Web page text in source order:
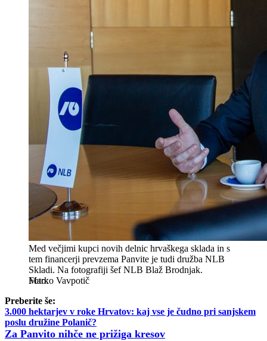
Med večjimi kupci novih delnic hrvaškega sklada in s
tem financerji prevzema Panvite je tudi družba NLB
Skladi. Na fotografiji šef NLB Blaž Brodnjak.
Marko Vavpotič
Preberite še:
3.000 hektarjev v roke Hrvatov: kaj vse je čudno pri sanjskem
poslu družine Polanič?
Za Panvito nihče ne prižiga kresov